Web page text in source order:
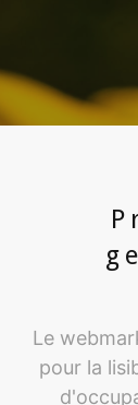
Le
pour la